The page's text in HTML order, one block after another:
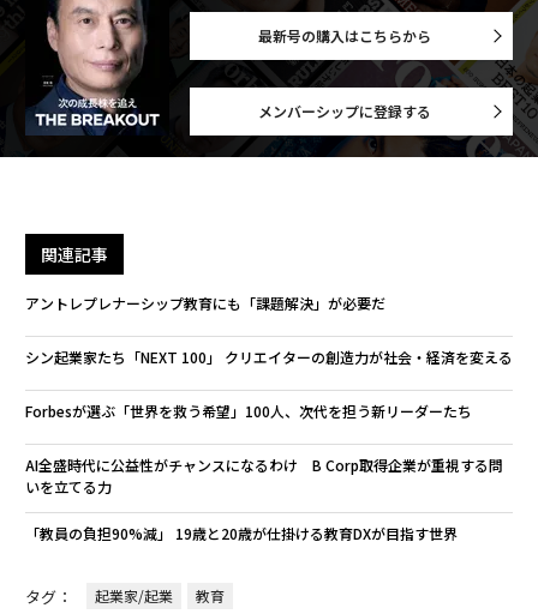
最新号の購入はこちらから
メンバーシップに登録する
関連記事
アントレプレナーシップ教育にも「課題解決」が必要だ
シン起業家たち「NEXT 100」 クリエイターの創造力が社会・経済を変える
Forbesが選ぶ「世界を救う希望」100人、次代を担う新リーダーたち
AI全盛時代に公益性がチャンスになるわけ B Corp取得企業が重視する問
いを立てる力
「教員の負担90%減」 19歳と20歳が仕掛ける教育DXが目指す世界
タグ： 起業家/起業 教育